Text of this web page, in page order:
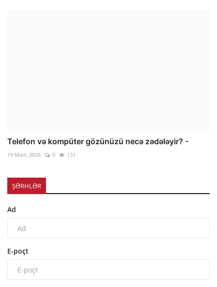
Telefon və kompüter gözünüzü necə zədələyir? -
19 Mart, 2026 0 131
ŞƏRHLƏR
Ad
E-poçt